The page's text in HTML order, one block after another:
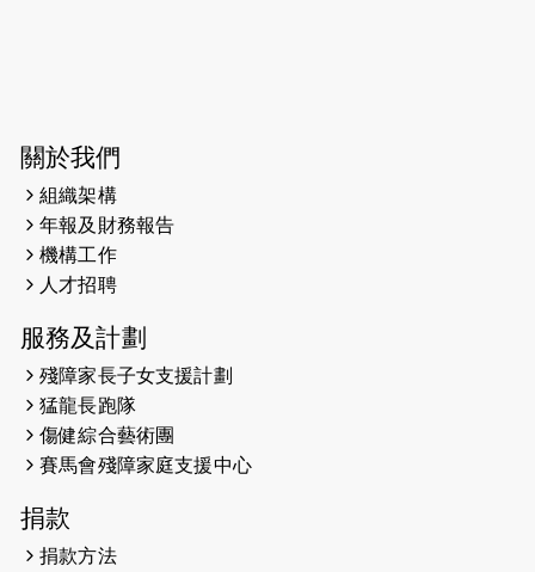
2026-05-28
2026-05-22
2026-05-21
2026-05-14
（19:00開始）
2026-05-07
開始）
2026-04-30
關於我們
組織架構
年報及財務報告
機構工作
人才招聘
服務及計劃
殘障家長子女支援計劃
猛龍長跑隊
傷健綜合藝術團
賽馬會殘障家庭支援中心
捐款
捐款方法